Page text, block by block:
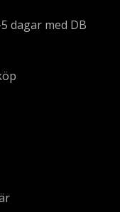
dagar med DB